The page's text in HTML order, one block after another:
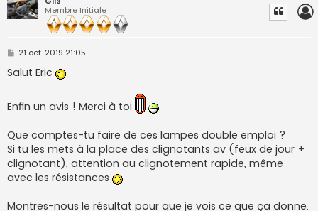
Membre Initiale
M
s
s
e
21 oct. 2019 21:05
Salut Eric
Enfin un avis ! Merci à toi
Que comptes-tu faire de ces lampes double emploi ?
Si tu les mets à la place des clignotants av (feux de jour +
clignotant), attention au clignotement rapide, même
avec les résistances
Montres-nous le résultat pour que je vois ce que ça donne.